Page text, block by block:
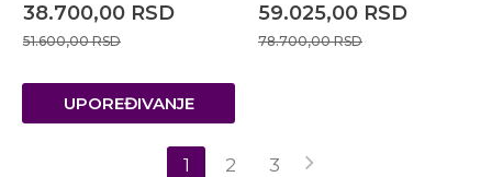
38.700,00 RSD
51.600,00RSD
59.025,00 RSD
78.700,00RSD
UPOREĐIVANJE
1 2 3